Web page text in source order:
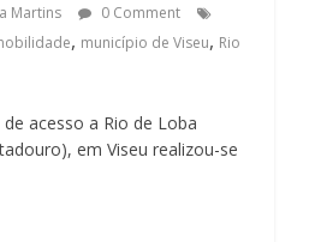
Martins
0 Comment
, município de Viseu, Rio
acesso a Rio de Loba
em Viseu realizou-se